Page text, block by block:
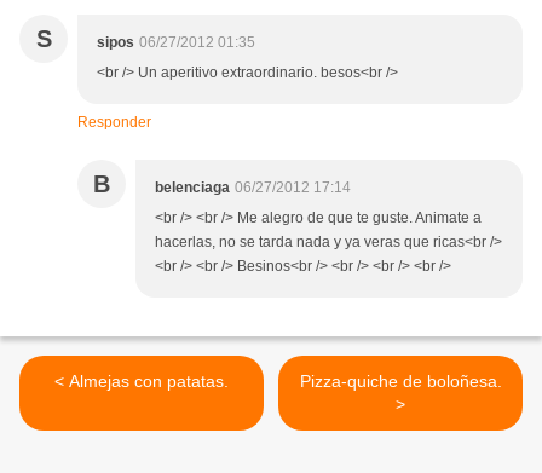
S sipos 06/27/2012 01:35
<br /> Un aperitivo extraordinario. besos<br />
Responder
B belenciaga 06/27/2012 17:14
<br /> <br /> Me alegro de que te guste. Animate a
hacerlas, no se tarda nada y ya veras que ricas<br />
<br /> <br /> Besinos<br /> <br /> <br /> <br />
< Almejas con patatas.
Pizza-quiche de boloñesa.
>